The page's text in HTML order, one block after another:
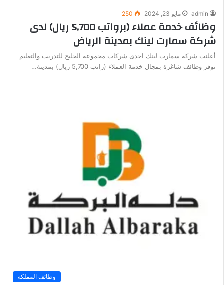
admin مايو 23, 2024 250
وظائف خدمة عملاء (برواتب 5,700 ريال) لدى
شركة سمارت لينك بمدينة الرياض
أعلنت شركة سمارت لينك احدى شركات مجموعة الخليج للتدريب والتعليم
توفر وظائف شاغرة بمجال خدمة العملاء (راتب 5,700 ريال) بمدينة…
وظائف المملكة